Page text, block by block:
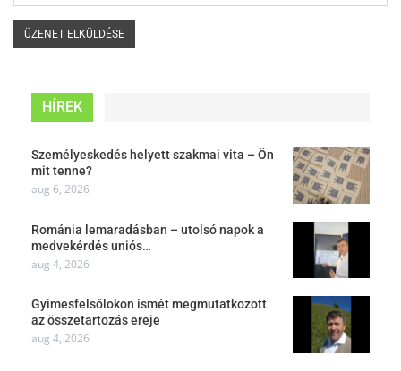
HÍREK
Személyeskedés helyett szakmai vita – Ön
mit tenne?
aug 6, 2026
Románia lemaradásban – utolsó napok a
medvekérdés uniós…
aug 4, 2026
Gyimesfelsőlokon ismét megmutatkozott
az összetartozás ereje
aug 4, 2026